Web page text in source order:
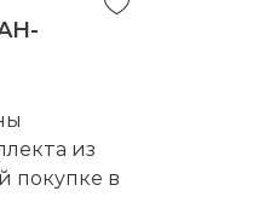
из
покупке в